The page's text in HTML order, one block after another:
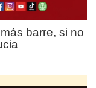
barre, si no